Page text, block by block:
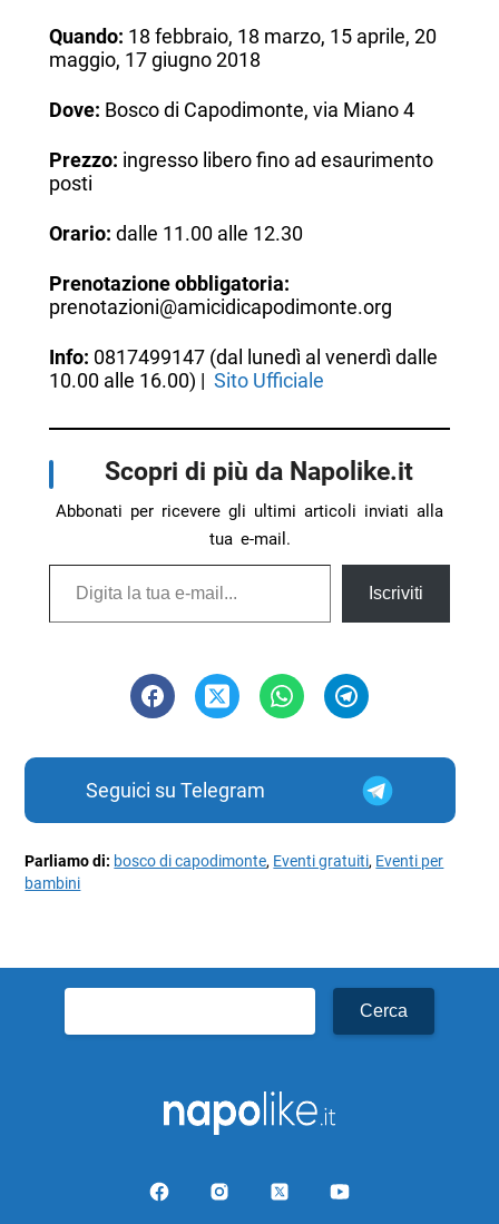
Quando: 18 febbraio, 18 marzo, 15 aprile, 20
maggio, 17 giugno 2018
Dove: Bosco di Capodimonte, via Miano 4
Prezzo: ingresso libero fino ad esaurimento
posti
Orario: dalle 11.00 alle 12.30
Prenotazione obbligatoria:
prenotazioni@amicidicapodimonte.org
Info: 0817499147 (dal lunedì al venerdì dalle
10.00 alle 16.00) | Sito Ufficiale
Scopri di più da Napolike.it
Abbonati per ricevere gli ultimi articoli inviati alla
tua e-mail.
Digita la tua e-mail...
Iscriviti
Seguici su Telegram
Parliamo di: bosco di capodimonte, Eventi gratuiti, Eventi per
bambini
per: